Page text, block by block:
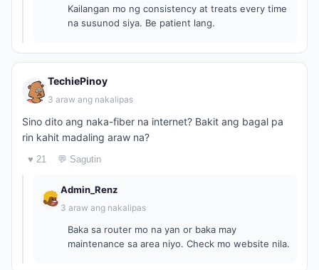
Kailangan mo ng consistency at treats every time
na susunod siya. Be patient lang.
TechiePinoy
3 araw ang nakalipas
Sino dito ang naka-fiber na internet? Bakit ang bagal pa
rin kahit madaling araw na?
♥ 21 💬 Sagutin
Admin_Renz
3 araw ang nakalipas
Baka sa router mo na yan or baka may
maintenance sa area niyo. Check mo website nila.